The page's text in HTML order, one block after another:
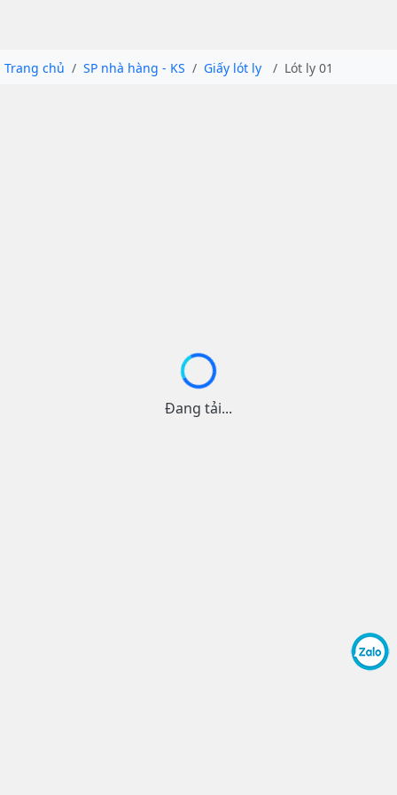
Trang chủ SP nhà hàng - KS Giấy lót ly Lót ly 01
Đang tải...